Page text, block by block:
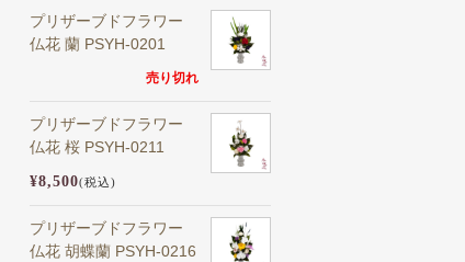
プリザーブドフラワー
仏花 蘭 PSYH-0201
売り切れ
プリザーブドフラワー
仏花 桜 PSYH-0211
¥8,500(税込)
プリザーブドフラワー
仏花 胡蝶蘭 PSYH-0216